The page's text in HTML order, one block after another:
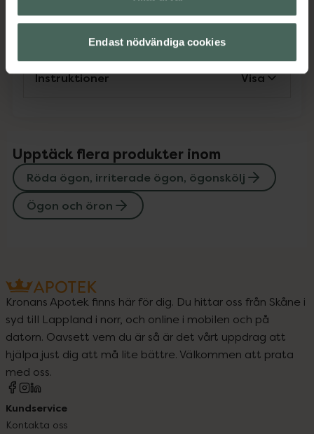
Endast nödvändiga cookies
Instruktioner Visa
Upptäck flera produkter inom
Röda ögon, irriterade ögon, ögonskölj
Ögon och öron
Kronans Apotek finns här för dig. Du hittar oss från Skåne i
syd till Lappland i norr, och online i mobilen och på
datorn. Oavsett vem du är så är det vårt uppdrag att
hjälpa just dig att må lite bättre. Välkommen att prata
med oss.
Kundservice
Kontakta oss